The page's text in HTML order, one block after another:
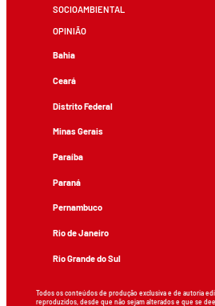
SOCIOAMBIENTAL
OPINIÃO
Bahia
Ceará
Distrito Federal
Minas Gerais
Paraíba
Paraná
Pernambuco
Rio de Janeiro
Rio Grande do Sul
Todos os conteúdos de produção exclusiva e de autoria
reproduzidos, desde que não sejam alterados e que se